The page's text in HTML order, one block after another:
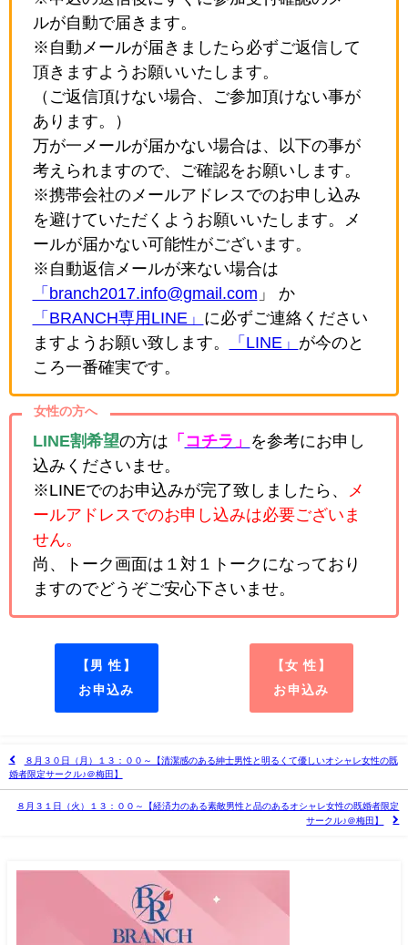
ルが自動で届きます。
※自動メールが届きましたら必ずご返信して
頂きますようお願いいたします。
（ご返信頂けない場合、ご参加頂けない事が
あります。）
万が一メールが届かない場合は、以下の事が
考えられますので、ご確認をお願いします。
※携帯会社のメールアドレスでのお申し込み
を避けていただくようお願いいたします。メ
ールが届かない可能性がございます。
※自動返信メールが来ない場合は
「branch2017.info@gmail.com 」 か
「BRANCH専用LINE」 に必ずご連絡ください
ますようお願い致します。
「LINE」 が今のと
ころ一番確実です。
女性の方へ
LINE割希望の方は 「 コチラ」
を参考にお申し
込みくださいませ。
※LINEでのお申込みが完了致しましたら、
メ
ールアドレスでのお申し込みは必要ございま
せん。
尚、トーク画面は１対１トークになっており
ますのでどうぞご安心下さいませ。
【男 性】
お申込み
【女 性】
お申込み
８月３０日（月）１３：００～【清潔感のある紳士男性と明るくて優しいオシャレ女性の既
婚者限定サークル♪＠梅田】
８月３１日（火）１３：００～【経済力のある素敵男性と品のあるオシャレ女性の既婚者限定
サークル♪＠梅田】